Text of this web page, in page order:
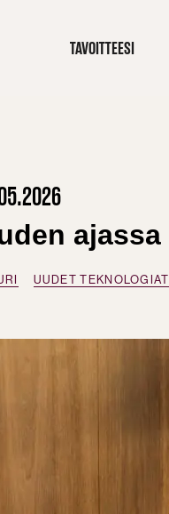
TAVOITTEESI
ajassa
UUDET TEKNOLOGIAT